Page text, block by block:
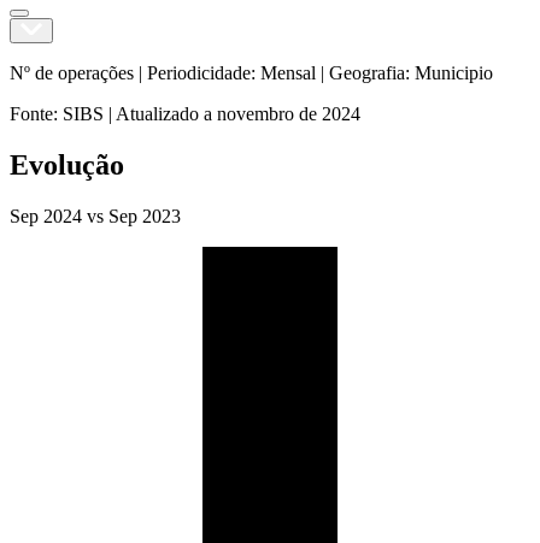
Nº de operações | Periodicidade: Mensal | Geografia: Municipio
Fonte: SIBS | Atualizado a novembro de 2024
Evolução
Sep 2024 vs Sep 2023